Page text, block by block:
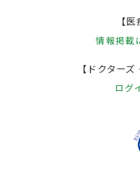
【
情報掲載
【ドクター
ログ